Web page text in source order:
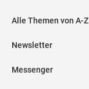
Alle Themen von A-Z
Newsletter
Messenger